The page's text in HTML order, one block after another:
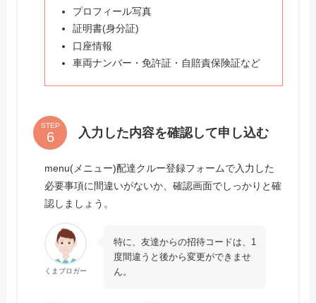
プロフィール写真
証明書(身分証)
口座情報
車両ナンバー・免許証・自賠責保険証など
STEP
入力した内容を確認して申し込む
menu(メニュー)配達クルー登録フォームで入力した
必要事項に間違いがないか、確認画面でしっかりと確
認しましょう。
くまブロガー
特に、友達からの招待コードは、1
度間違うと後から変更ができませ
ん。